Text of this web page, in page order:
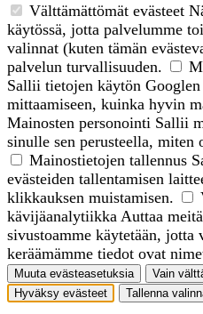
Välttämättömät evästeet
käytössä, jotta palvelumme
valinnat (kuten tämän
palvelun turvallisuuden.
Sallii tietojen käytön Googlen
mittaamiseen, kuinka hyvin
Mainosten personointi Sallii
sinulle sen perusteella, miten
Mainostietojen tallennus
evästeiden tallentamisen
klikkauksen muistamisen.
kävijäanalytiikka Auttaa
sivustoamme käytetään,
keräämämme tiedot ovat
Muuta evästeasetuksia
Vain
Hyväksy evästeet
Tallenna